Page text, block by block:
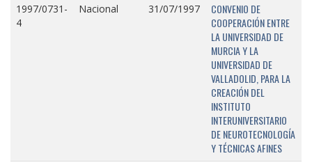
1997/0731-
4
Nacional 31/07/1997
CONVENIO DE
COOPERACIÓN ENTRE
LA UNIVERSIDAD DE
MURCIA Y LA
UNIVERSIDAD DE
VALLADOLID, PARA LA
CREACIÓN DEL
INSTITUTO
INTERUNIVERSITARIO
DE NEUROTECNOLOGÍA
Y TÉCNICAS AFINES